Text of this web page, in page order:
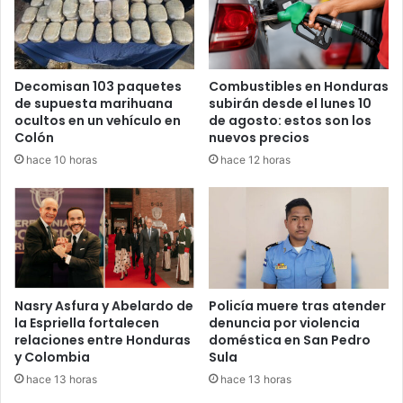
incremento salarial aprobado”, cita la iniciativa presentada
ante el Congreso.
En la misma línea, el diputado nacionalista por Copán,
Rony Alvarado, introdujo otro proyecto orientado a regular
las deducciones aplicadas al salario de los docentes por
concepto de aportaciones a colegios magisteriales.
Proponen homologar
cotizaciones de institutos de
previsión
Por otra parte, el diputado liberal por Cortés, Carlos
Umaña, presentó una iniciativa relacionada con el sistema
de jubilaciones en Honduras.
El proyecto plantea homologar el porcentaje de cotización
Decomisan 103 paquetes
de supuesta marihuana
ocultos en un vehículo en
Colón
hace 10 horas
Combustibles en Honduras
subirán desde el lunes 10
de agosto: estos son los
nuevos precios
hace 12 horas
Nasry Asfura y Abelardo de
la Espriella fortalecen
relaciones entre Honduras
y Colombia
hace 13 horas
Policía muere tras atender
denuncia por violencia
doméstica en San Pedro
Sula
hace 13 horas